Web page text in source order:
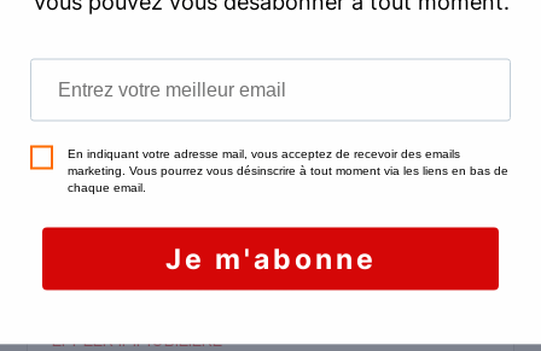
HORAIRES & INFORMATION
EPPLER IMMOBILIÈRE